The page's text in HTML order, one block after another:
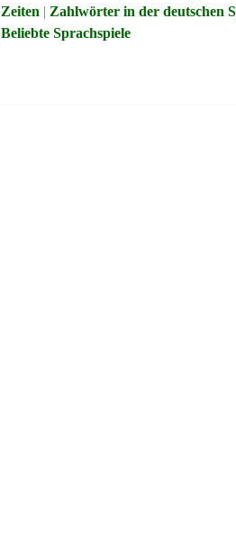
Zeiten | Zahlwörter in der deutschen
Beliebte Sprachspiele